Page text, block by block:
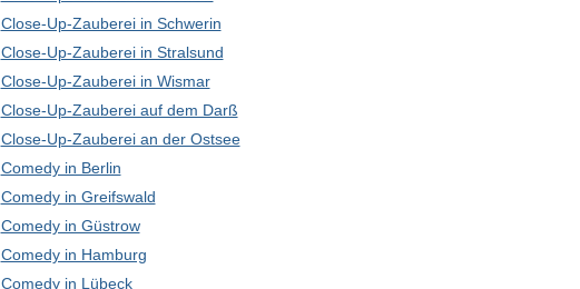
Close-Up-Zauberei in Schwerin
Close-Up-Zauberei in Stralsund
Close-Up-Zauberei in Wismar
Close-Up-Zauberei auf dem Darß
Close-Up-Zauberei an der Ostsee
Comedy in Berlin
Comedy in Greifswald
Comedy in Güstrow
Comedy in Hamburg
Comedy in Lübeck